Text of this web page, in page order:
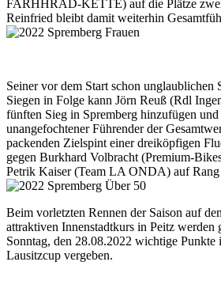
FARHHRAD-KETTE) auf die Plätze
Reinfried bleibt damit weiterhin
Seiner vor dem Start schon unglaublichen
Siegen in Folge kann Jörn Reuß (Rdl
fünften Sieg in Spremberg hinzufügen
unangefochtener Führender der
packenden Zielspint einer dreiköpfigen
gegen Burkhard Volbracht (Premium-
Petrik Kaiser (Team LA ONDA) auf Rang
Beim vorletzten Rennen der Saison auf
attraktiven Innenstadtkurs in Peitz werden
Sonntag, den 28.08.2022 wichtige Punkte
Lausitzcup vergeben.